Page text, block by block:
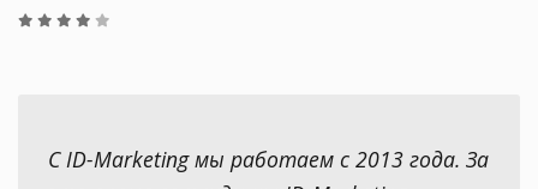
С ID-Marketing мы работаем с 2013 года. За